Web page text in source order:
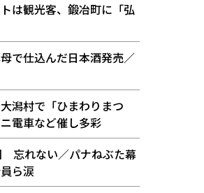
は観光客、鍛冶町に「弘
で仕込んだ日本酒発売／
潟村で「ひまわりまつ
電車など催し多彩
忘れない／パナねぶた幕
ら涙